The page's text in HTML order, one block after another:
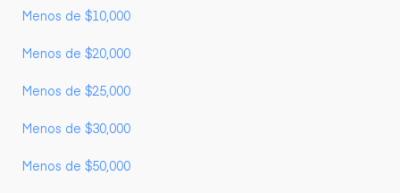
Menos de $10,000
Menos de $20,000
Menos de $25,000
Menos de $30,000
Menos de $50,000